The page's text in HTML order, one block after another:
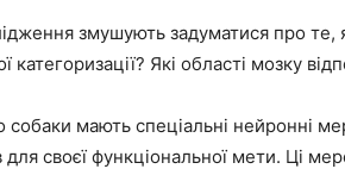
змушують задуматися про
категоризації? Які області мозку
мають спеціальні нейронні
для своєї функціональної мети. Ці